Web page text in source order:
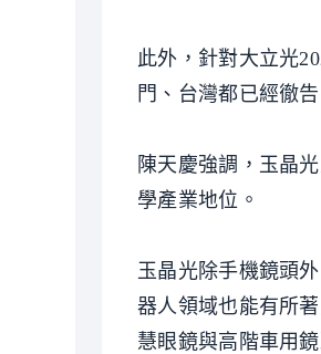
此外，針對大立光
門、台灣都已經徹
陳天慶強調，玉晶
學產業地位。
玉晶光除手機鏡頭
器人領域也能有所
慧眼鏡與高階車用